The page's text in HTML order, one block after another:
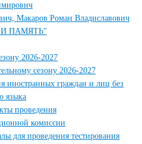
Макаров Роман Владиславович
И ПАМЯТЬ"
2026-2027
сезону 2026-2027
иностранных граждан и лиц без
языка
проведения
комиссии
для проведения тестирования